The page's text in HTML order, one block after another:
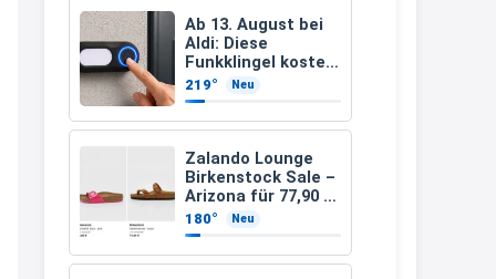
Ab 13. August bei
Aldi: Diese
Funkklingel kostet
nur 3,49 Euro
219° Neu
Zalando Lounge
Birkenstock Sale –
Arizona für 77,90 €
statt 120 €
180° Neu
müsste schon stornieren und
nochmal bestellen, da man
Rabattcodes oder auch
Geschenkgutscheine im
Warenkorb oder an der Kasse
VOR dem Kauf einlösen kann.
17:06
↩